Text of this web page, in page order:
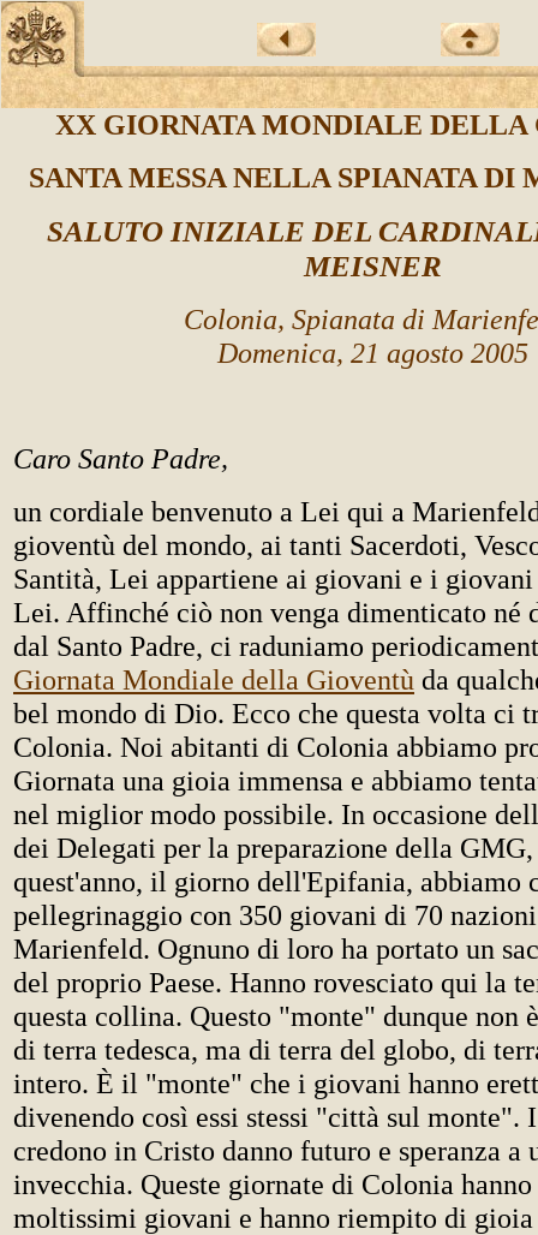
XX GIORNATA MONDIALE DELLA
SANTA MESSA NELLA SPIANATA DI
SALUTO INIZIALE DEL
MEISNER
Colonia, Spianata di
Domenica, 21 agosto 2005
Caro Santo Padre,
un cordiale benvenuto a Lei qui a
gioventù del mondo, ai tanti Sacerdoti,
Santità, Lei appartiene ai giovani e i giovani
Lei. Affinché ciò non venga dimenticato né
dal Santo Padre, ci raduniamo
Giornata Mondiale della Gioventù da
bel mondo di Dio. Ecco che questa volta ci
Colonia. Noi abitanti di Colonia abbiamo
Giornata una gioia immensa e abbiamo
nel miglior modo possibile. In occasione
dei Delegati per la preparazione della
quest'anno, il giorno dell'Epifania, abbiamo
pellegrinaggio con 350 giovani di 70
Marienfeld. Ognuno di loro ha portato un
del proprio Paese. Hanno rovesciato qui la
questa collina. Questo "monte" dunque non
di terra tedesca, ma di terra del globo, di
intero. È il "monte" che i giovani hanno
divenendo così essi stessi "città sul monte".
credono in Cristo danno futuro e speranza a
invecchia. Queste giornate di Colonia
moltissimi giovani e hanno riempito di